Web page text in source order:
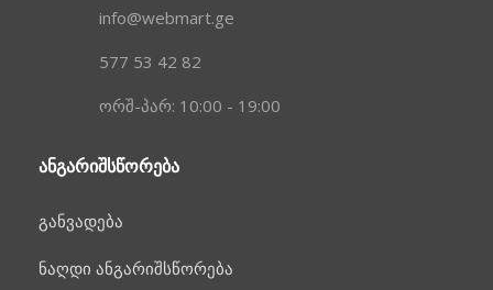
info@webmart.ge
577 53 42 82
ორშ-პარ: 10:00 - 19:00
ᲐᲜᲒᲐᲠᲘᲨᲡᲬᲝᲠᲔᲑᲐ
განვადება
ნაღდი ანგარიშსწორება